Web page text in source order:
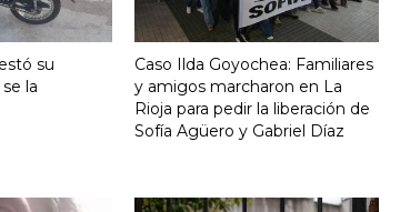
su
la
Caso Ilda Goyochea: Familiares
y amigos marcharon en La
Rioja para pedir la liberación de
Sofía Agüero y Gabriel Díaz